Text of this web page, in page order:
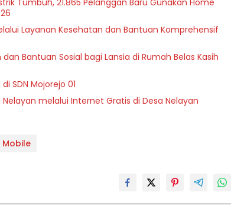
Tumbuh, 21.865 Pelanggan Baru Gunakan Home
Layanan Kesehatan dan Bantuan Komprehensif
Bantuan Sosial bagi Lansia di Rumah Belas Kasih
SDN Mojorejo 01
Nelayan melalui Internet Gratis di Desa Nelayan
Mobile